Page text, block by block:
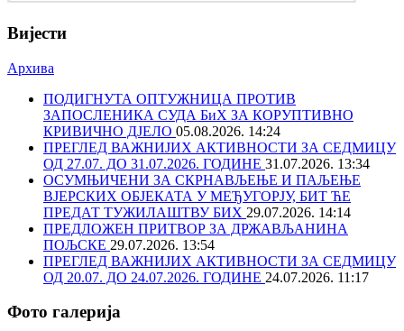
Вијести
Архива
ПОДИГНУТА ОПТУЖНИЦА ПРОТИВ
ЗАПОСЛЕНИКА СУДА БиХ ЗА КОРУПТИВНО
КРИВИЧНО ДЈЕЛО 05.08.2026. 14:24
ПРЕГЛЕД ВАЖНИЈИХ АКТИВНОСТИ ЗА СЕДМИЦУ
ОД 27.07. ДО 31.07.2026. ГОДИНЕ 31.07.2026. 13:34
ОСУМЊИЧЕНИ ЗА СКРНАВЉЕЊЕ И ПАЉЕЊЕ
ВЈЕРСКИХ ОБЈЕКАТА У МЕЂУГОРЈУ, БИТ ЋЕ
ПРЕДАТ ТУЖИЛАШТВУ БИХ 29.07.2026. 14:14
ПРЕДЛОЖЕН ПРИТВОР ЗА ДРЖАВЉАНИНА
ПОЉСКЕ 29.07.2026. 13:54
ПРЕГЛЕД ВАЖНИЈИХ АКТИВНОСТИ ЗА СЕДМИЦУ
ОД 20.07. ДО 24.07.2026. ГОДИНЕ 24.07.2026. 11:17
Фото галерија